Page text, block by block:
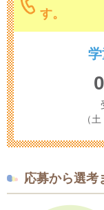
す。
（
応募から選考